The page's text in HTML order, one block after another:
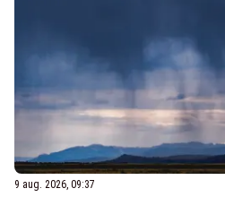
9 aug. 2026, 09:37